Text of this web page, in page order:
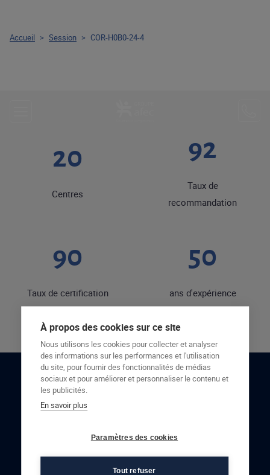
20
Centres
92
Taux de
recommandation
90
Taux de certification
50
ans d'expérience
RESTONS EN CONTACT
Accueil > Session > COR-H0B0-24-4
À propos des cookies sur ce site
Nous utilisons les cookies pour collecter et analyser
des informations sur les performances et l'utilisation
du site, pour fournir des fonctionnalités de médias
sociaux et pour améliorer et personnaliser le contenu et
les publicités.
En savoir plus
Paramètres des cookies
Tout refuser